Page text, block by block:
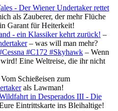
- Der Wiener Undertaker rettet
als Zauberer, der mehr Flüche
Garant für Heiterkeit!
- ein Klassiker kehrt zurück! –
– was will man mehr?
#C172 #Skyhawk – Wenn
Eine Weltreise, die ihr nicht
Schießeisen zum
als Lawman!
in Desperados III - Die
Eintrittskarte ins Bleihaltige!